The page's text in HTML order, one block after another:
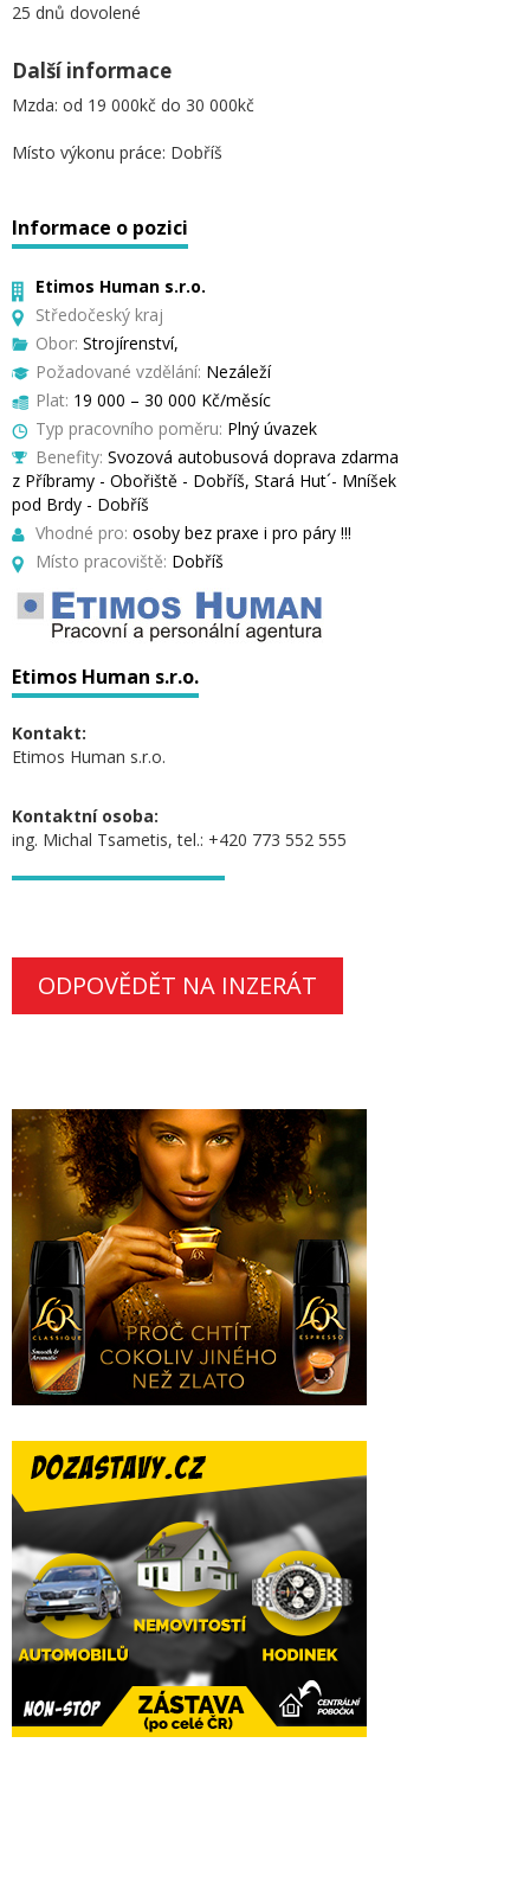
25 dnů dovolené
Další informace
Mzda: od 19 000kč do 30 000kč
Místo výkonu práce: Dobříš
Informace o pozici
Etimos Human s.r.o.
Středočeský kraj
Obor: Strojírenství,
Požadované vzdělání: Nezáleží
Plat: 19 000 – 30 000 Kč/měsíc
Typ pracovního poměru: Plný úvazek
Benefity: Svozová autobusová doprava zdarma
z Příbramy - Obořiště - Dobříš, Stará Hut´- Mníšek
pod Brdy - Dobříš
Vhodné pro: osoby bez praxe i pro páry !!!
Místo pracoviště: Dobříš
Etimos Human s.r.o.
Kontakt:
Etimos Human s.r.o.
Kontaktní osoba:
ing. Michal Tsametis, tel.: +420 773 552 555
ODPOVĚDĚT NA INZERÁT